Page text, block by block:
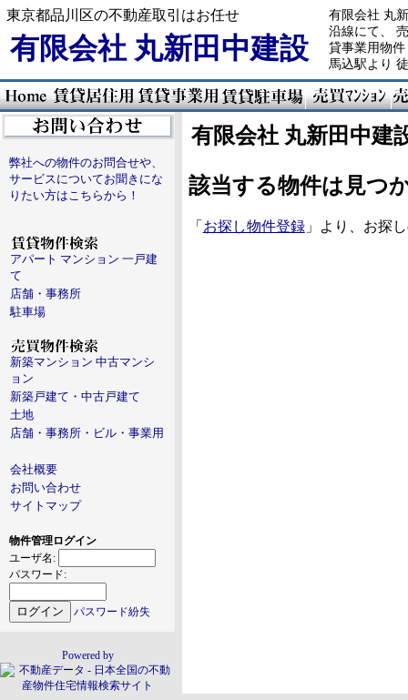
東京都品川区の不動産取引はお任せ
有限会社 丸新田中建設
有限会社 丸
沿線にて、
貸事業用物
馬込駅より
弊社への物件のお問合せや、
サービスについてお聞きにな
りたい方はこちらから！
アパート マンション 一戸建
て
店舗・事務所
駐車場
新築マンション 中古マンシ
ョン
新築戸建て・中古戸建て
土地
店舗・事務所・ビル・事業用
会社概要
お問い合わせ
サイトマップ
物件管理ログイン
ユーザ名:
パスワード:
パスワード紛失
Powered by
有限会社 丸新田中建
該当する物件は見つ
「 お探し物件登録」より、お探